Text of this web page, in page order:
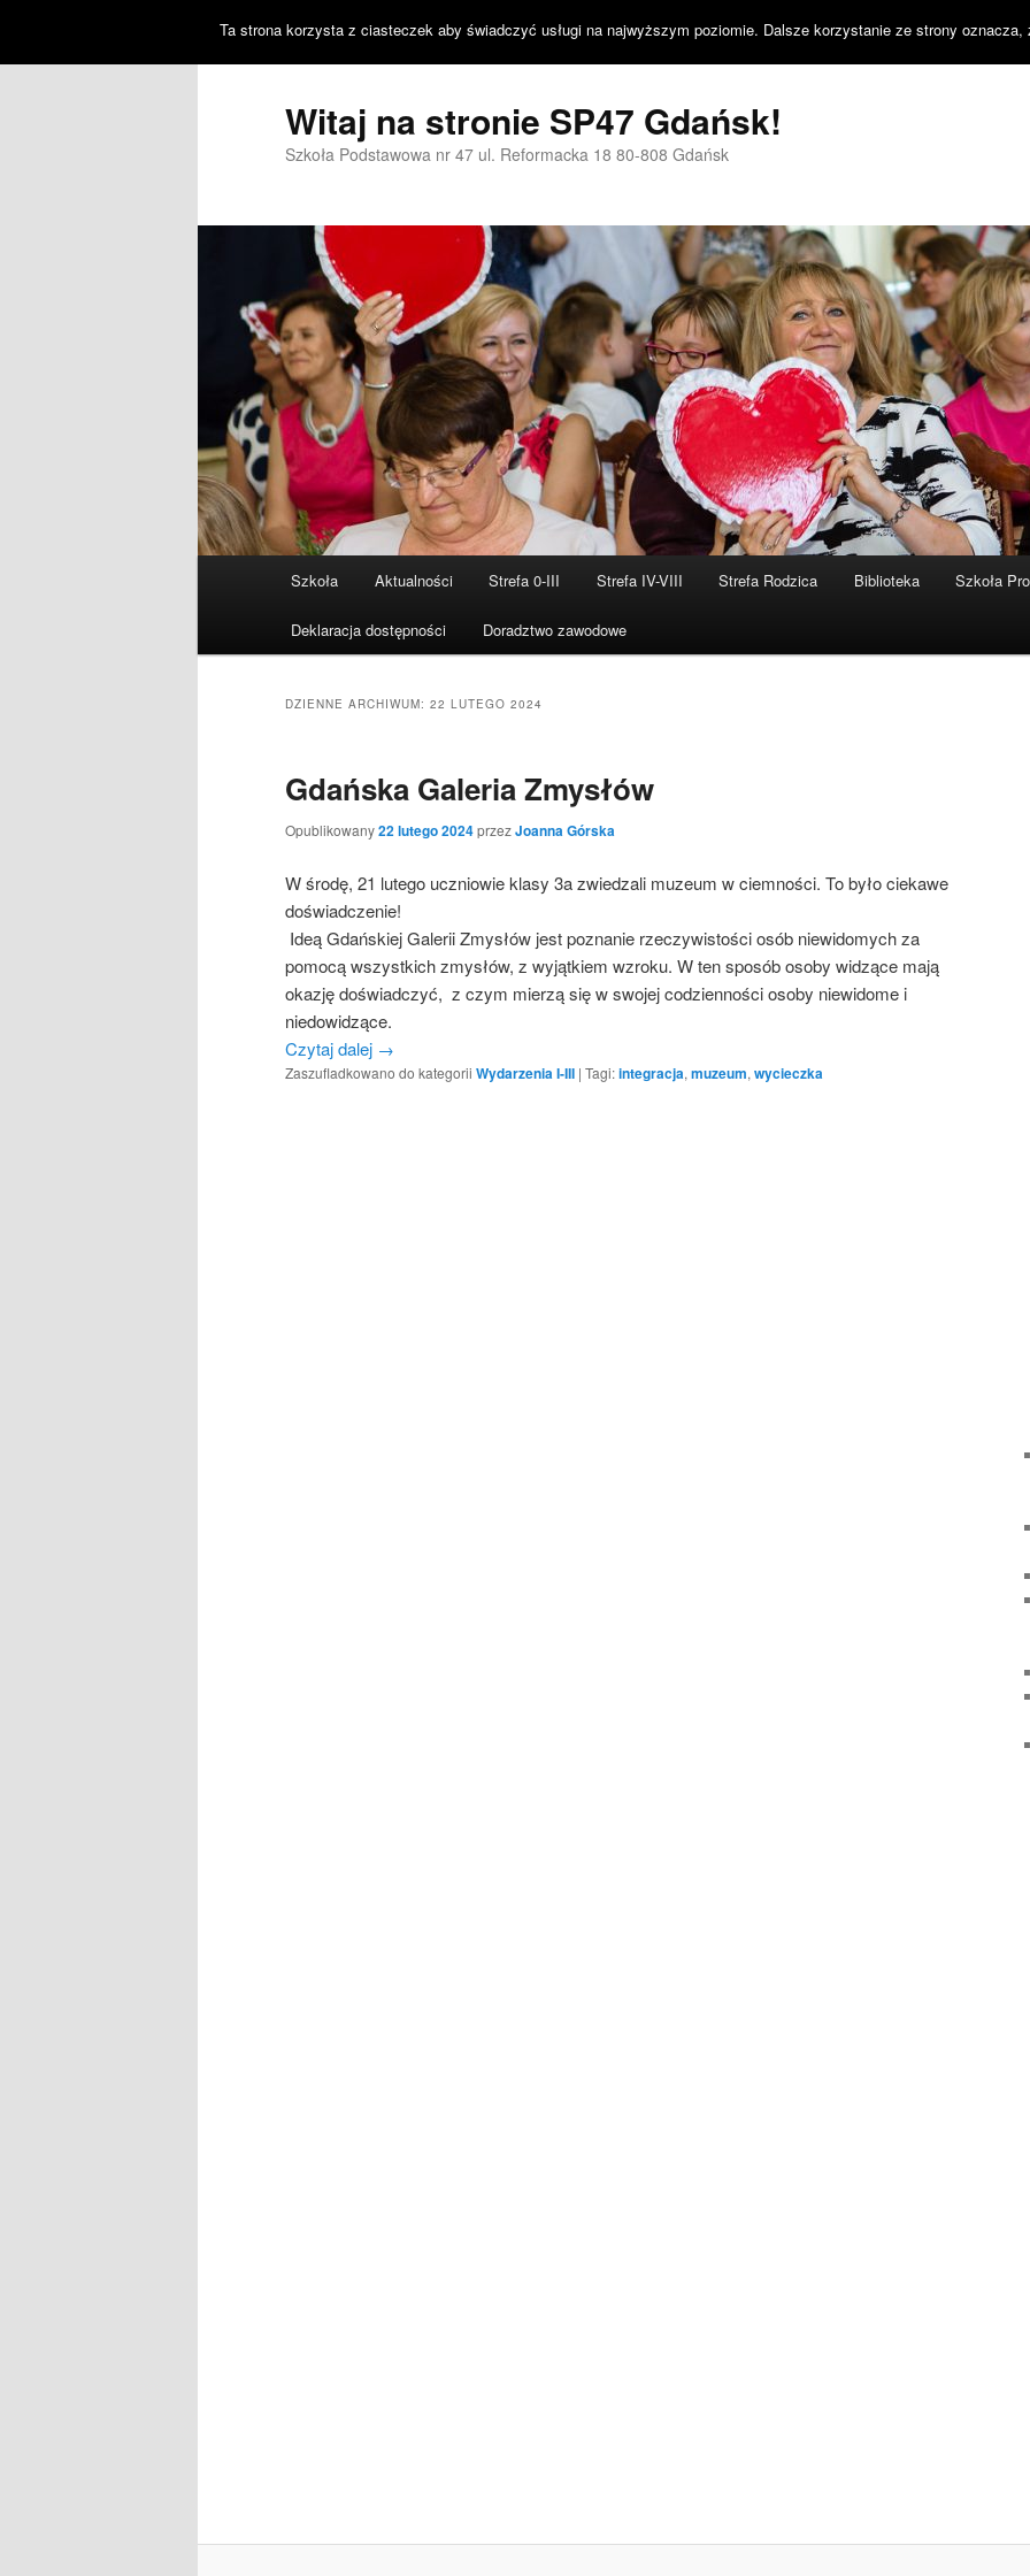
Witaj na stronie SP47 Gdańsk!
Szkoła Podstawowa nr 47 ul. Reformacka 18 80-808 Gdańsk
Przeskocz
do
tekstu
Przeskocz
do
widgetów
Szkoła Aktualności Strefa 0-III Strefa IV-VIII Strefa Rodzica Biblioteka Szkoła
Deklaracja dostępności Doradztwo zawodowe
DZIENNE ARCHIWUM: 22 LUTEGO 2024
Gdańska Galeria Zmysłów
Opublikowany22 lutego 2024przezJoanna Górska
W środę, 21 lutego uczniowie klasy 3a zwiedzali muzeum w ciemności. To było ciekawe
doświadczenie!
Ideą Gdańskiej Galerii Zmysłów jest poznanie rzeczywistości osób niewidomych za
pomocą wszystkich zmysłów, z wyjątkiem wzroku. W ten sposób osoby widzące mają
okazję doświadczyć, z czym mierzą się w swojej codzienności osoby niewidome i
niedowidzące.
Czytaj dalej →
Zaszufladkowano do kategorii Wydarzenia I-III | Tagi:integracja, muzeum, wycieczka
Ta strona korzysta z ciasteczek aby świadczyć usługi na najwyższym poziomie. Dalsze korzystanie ze strony